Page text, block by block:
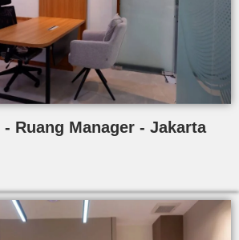
Ruang Manager - Jakarta